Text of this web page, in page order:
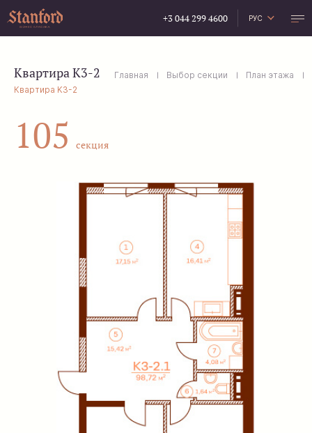
+3 044 299 4600
РУС
Квартира K3-2 Главная Выбор секции
План этажа
Квартира K3-2
105 секция